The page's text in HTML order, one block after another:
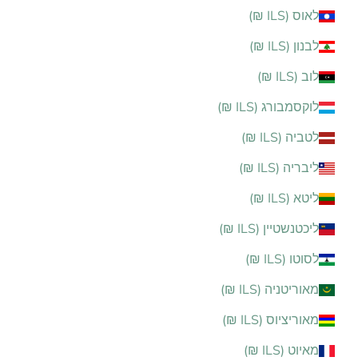
לאוס (ILS ₪)
לבנון (ILS ₪)
לוב (ILS ₪)
לוקסמבורג (ILS ₪)
לטביה (ILS ₪)
ליבריה (ILS ₪)
ליטא (ILS ₪)
ליכטנשטיין (ILS ₪)
לסוטו (ILS ₪)
מאוריטניה (ILS ₪)
מאוריציוס (ILS ₪)
מאיוט (ILS ₪)